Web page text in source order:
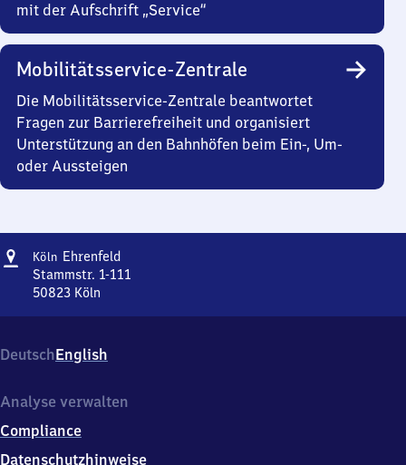
mit der Aufschrift „Service“
Mobilitätsservice-Zentrale
Die Mobilitätsservice-Zentrale beantwortet
Fragen zur Barrierefreiheit und organisiert
Unterstützung an den Bahnhöfen beim Ein-, Um-
oder Aussteigen
Adresse
Köln EhrenfeldKöln-
Ehrenfeld
Stammstr. 1-111
50823 Köln
Stammstr.
1-
5
8
2
DeutschEnglish
Analyse verwalten
Compliance
Datenschutzhinweise